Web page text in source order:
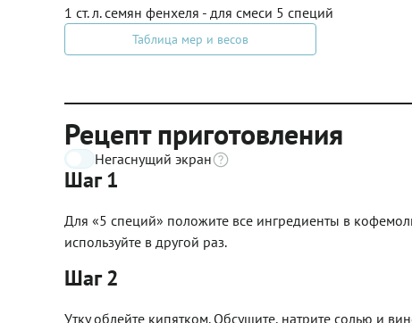
1 ст. л. семян фенхеля - для смеси 5 специй
Таблица мер и весов
Рецепт приготовления
Негаснущий экран
Шаг 1
Для «5 специй» положите все ингредиенты в
используйте в другой раз.
Шаг 2
Утку облейте кипятком. Обсушите, натрите солью и